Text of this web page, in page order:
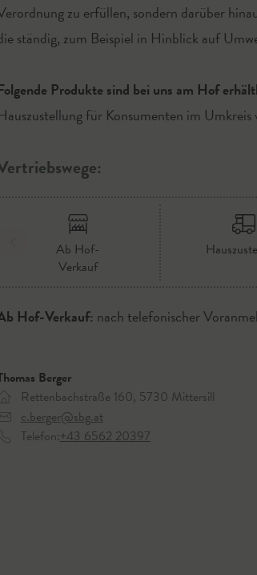
zu erfüllen, sondern darüber
ständig, zum Beispiel in Hinblick auf
Produkte sind bei uns am Hof
für Konsumenten im
Ab Hof-
Verkauf
Hof-Verkauf: nach telefonischer
Berger
Rettenbachstraße 160, 5730 Mittersill
c.berger@sbg.at
Telefon:+43 6562 20397